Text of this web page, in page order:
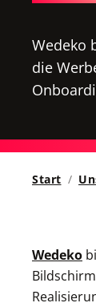
Wedeko
die
Start
Wedeko